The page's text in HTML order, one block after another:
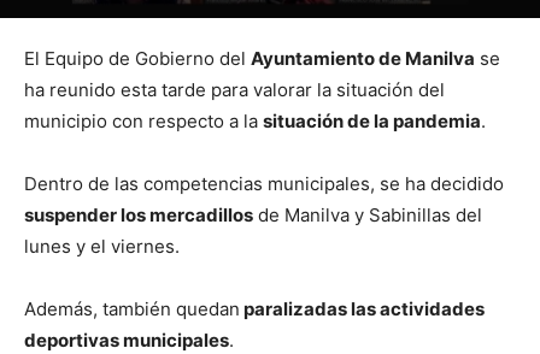
El Equipo de Gobierno del Ayuntamiento de Manilva se
ha reunido esta tarde para valorar la situación del
municipio con respecto a la situación de la pandemia.
Dentro de las competencias municipales, se ha decidido
suspender los mercadillos de Manilva y Sabinillas del
lunes y el viernes.
Además, también quedan paralizadas las actividades
deportivas municipales.